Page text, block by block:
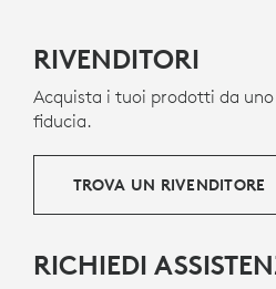
RIVENDITORI
Acquista i tuoi prodotti da
fiducia.
TROVA UN RIVENDITORE
RICHIEDI